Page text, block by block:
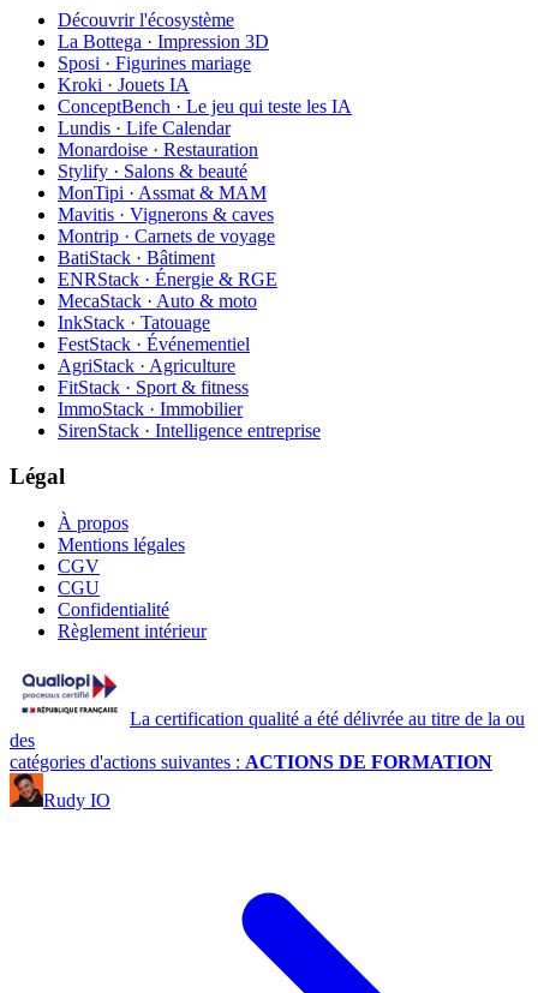
Découvrir l'écosystème
La Bottega · Impression 3D
Sposi · Figurines mariage
Kroki · Jouets IA
ConceptBench · Le jeu qui teste les IA
Lundis · Life Calendar
Monardoise · Restauration
Stylify · Salons & beauté
MonTipi · Assmat & MAM
Mavitis · Vignerons & caves
Montrip · Carnets de voyage
BatiStack · Bâtiment
ENRStack · Énergie & RGE
MecaStack · Auto & moto
InkStack · Tatouage
FestStack · Événementiel
AgriStack · Agriculture
FitStack · Sport & fitness
ImmoStack · Immobilier
SirenStack · Intelligence entreprise
Légal
À propos
Mentions légales
CGV
CGU
Confidentialité
Règlement intérieur
La certification qualité a été délivrée au titre de la ou
des
catégories d'actions suivantes : ACTIONS DE FORMATION
Rudy IO